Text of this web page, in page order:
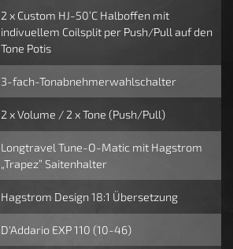
2 x Custom HJ-50’C Halboffen mit
indivuellem Coilsplit per Push/Pull auf den
Tone Potis
3-fach-Tonabnehmerwahlschalter
2 x Volume / 2 x Tone (Push/Pull)
Longtravel Tune-O-Matic mit Hagstrom
„Trapez” Saitenhalter
Hagstrom Design 18:1 Übersetzung
D'Addario EXP 110 (10-46)